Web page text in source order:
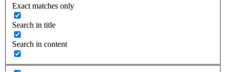
Exact matches only
Search in title
Search in content